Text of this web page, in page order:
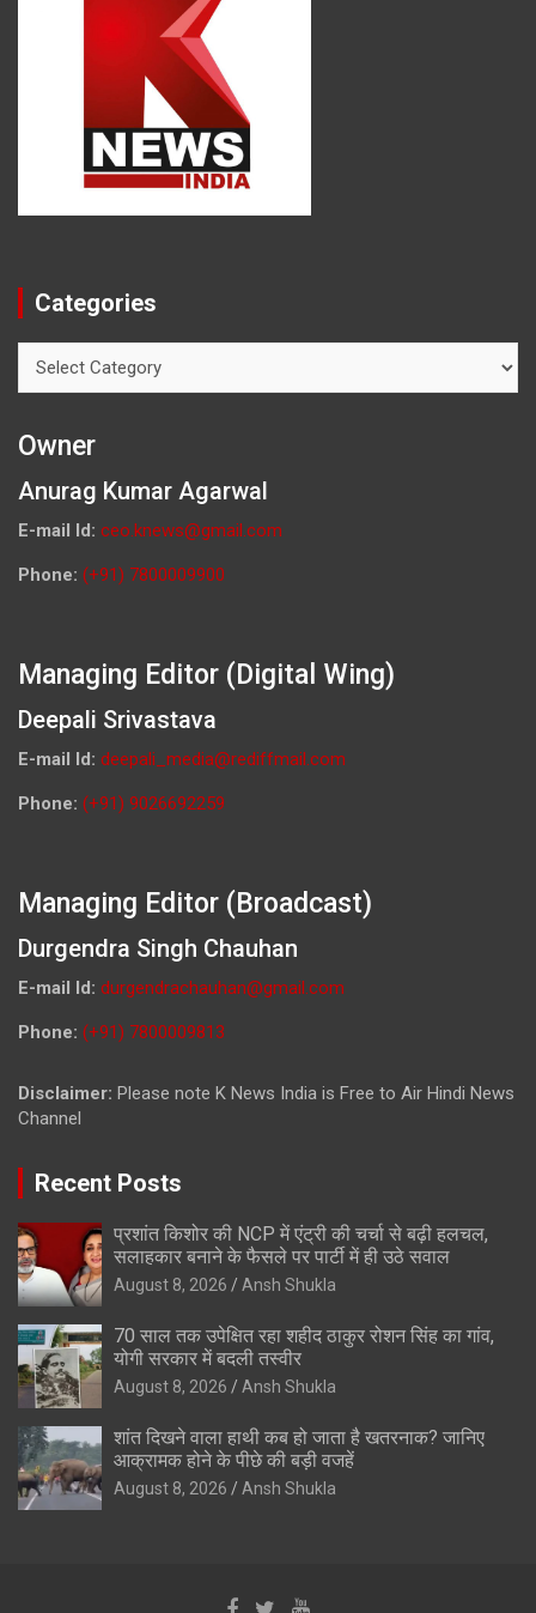
Categories
Owner
Anurag Kumar Agarwal
E-mail Id: ceo.knews@gmail.com
Phone: (+91) 7800009900
Managing Editor (Digital Wing)
Deepali Srivastava
E-mail Id: deepali_media@rediffmail.com
Phone: (+91) 9026692259
Managing Editor (Broadcast)
Durgendra Singh Chauhan
E-mail Id: durgendrachauhan@gmail.com
Phone: (+91) 7800009813
Disclaimer: Please note K News India is Free to Air Hindi News
Channel
Recent Posts
प्रशांत किशोर की NCP में एंट्री की चर्चा से बढ़ी हलचल,
सलाहकार बनाने के फैसले पर पार्टी में ही उठे सवाल
August 8, 2026 Ansh Shukla
70 साल तक उपेक्षित रहा शहीद ठाकुर रोशन सिंह का गांव,
योगी सरकार में बदली तस्वीर
August 8, 2026 Ansh Shukla
शांत दिखने वाला हाथी कब हो जाता है खतरनाक? जानिए
आक्रामक होने के पीछे की बड़ी वजहें
August 8, 2026 Ansh Shukla